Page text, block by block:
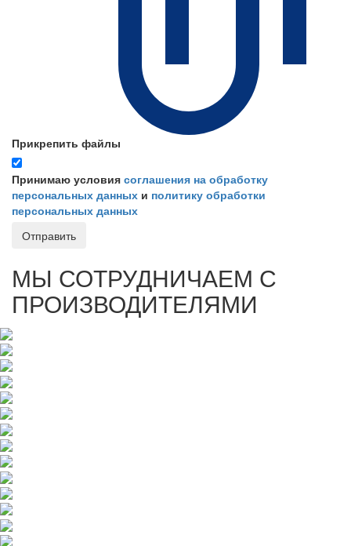
Прикрепить файлы
Принимаю условия соглашения на обработку
персональных данных и политику обработки
персональных данных
Отправить
МЫ СОТРУДНИЧАЕМ С
ПРОИЗВОДИТЕЛЯМИ